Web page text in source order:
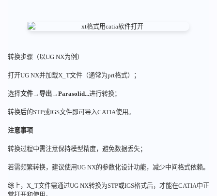
转换步骤（以UG NX为例）
打开UG NX并加载X_T文件（通常为prt格式）；
选择文件→导出→Parasolid...进行转换；
转换后的STP或IGS文件即可导入CATIA使用。
注意事项
转换过程中需注意保持模型精度，避免数据丢失；
若需频繁转换，建议使用UG NX的参数化设计功能，减少中间格式依赖。
综上，X_T文件需通过UG NX转换为STP或IGS格式后，才能在CATIA中正